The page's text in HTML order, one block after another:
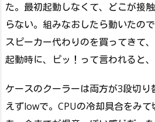
た。最初起動しなくて、どこが接
らない。組みなおしたら動いたの
スピーカー代わりのを買ってきて
起動時に、ピッ！って言われると、
ケースのクーラーは両方が3段切
えずlowで。CPUの冷却具合をみて